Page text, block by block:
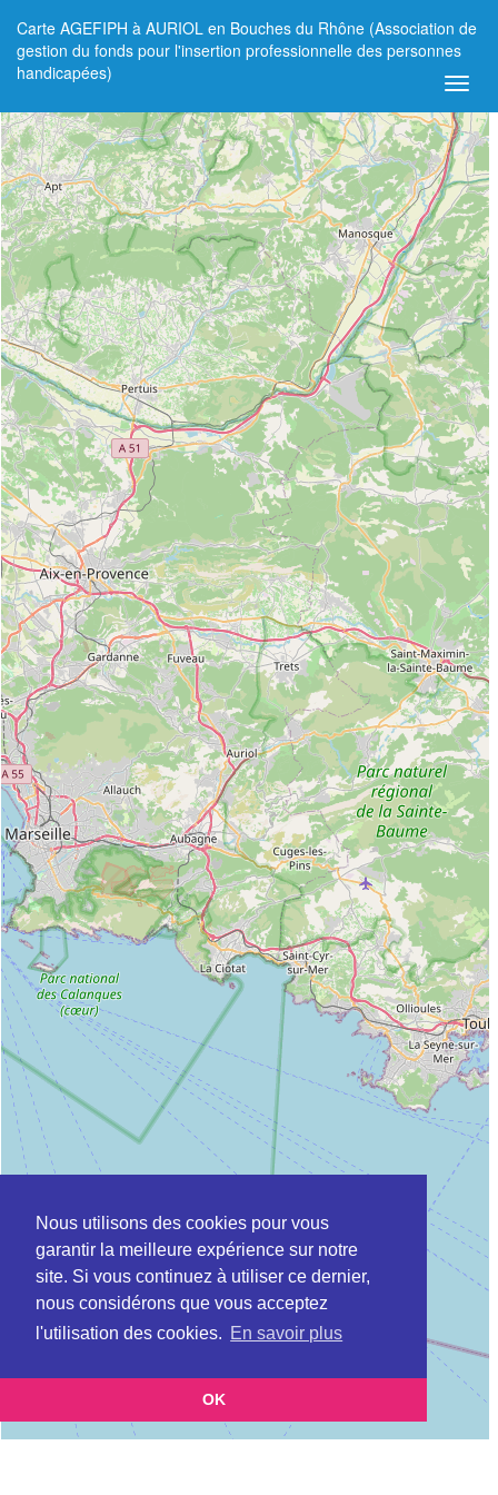
Nous utilisons des cookies pour vous
garantir la meilleure expérience sur notre
site. Si vous continuez à utiliser ce dernier,
nous considérons que vous acceptez
l'utilisation des cookies. En savoir plus
OK
Carte AGEFIPH à AURIOL en Bouches du Rhône (Association de
gestion du fonds pour l'insertion professionnelle des personnes
handicapées)
+
−